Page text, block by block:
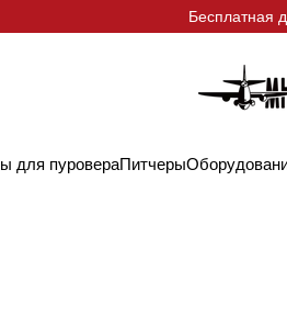
Бесплатная
для пуровераПитчеры